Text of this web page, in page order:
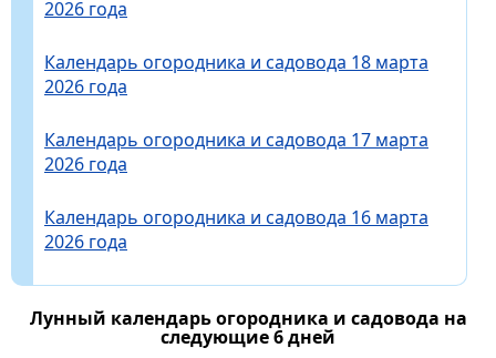
2026 года
Календарь огородника и садовода 18 марта
2026 года
Календарь огородника и садовода 17 марта
2026 года
Календарь огородника и садовода 16 марта
2026 года
Лунный календарь огородника и садовода на
следующие 6 дней